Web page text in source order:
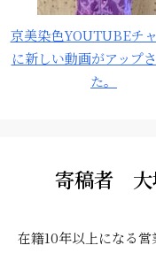
京美染色YOUTUBEチ
に新しい動画がアップ
た。
寄稿者
在籍10年以上になる営